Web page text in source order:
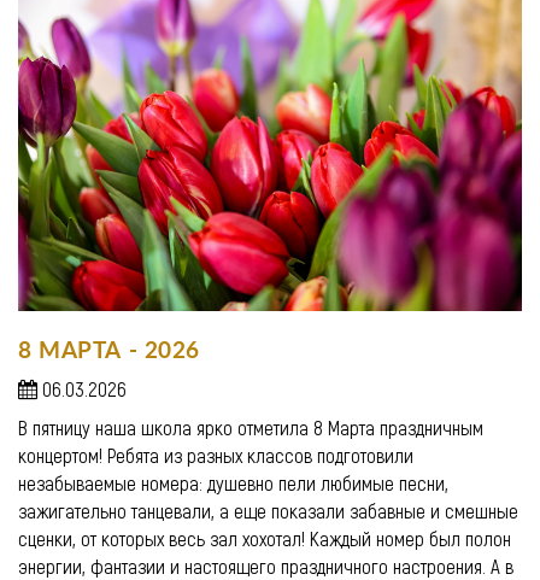
8 МАРТА - 2026
06.03.2026
В пятницу наша школа ярко отметила 8 Марта праздничным
концертом! Ребята из разных классов подготовили
незабываемые номера: душевно пели любимые песни,
зажигательно танцевали, а еще показали забавные и смешные
сценки, от которых весь зал хохотал! Каждый номер был полон
энергии, фантазии и настоящего праздничного настроения. А в